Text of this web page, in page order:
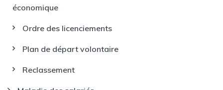
économique
Ordre des licenciements
Plan de départ volontaire
Reclassement